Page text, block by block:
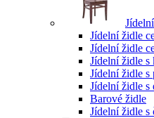
Jídelní židle
Jídelní židle
Jídelní židle
Jídelní židle s
Jídelní židle s
Barové židle
Jídelní židle s